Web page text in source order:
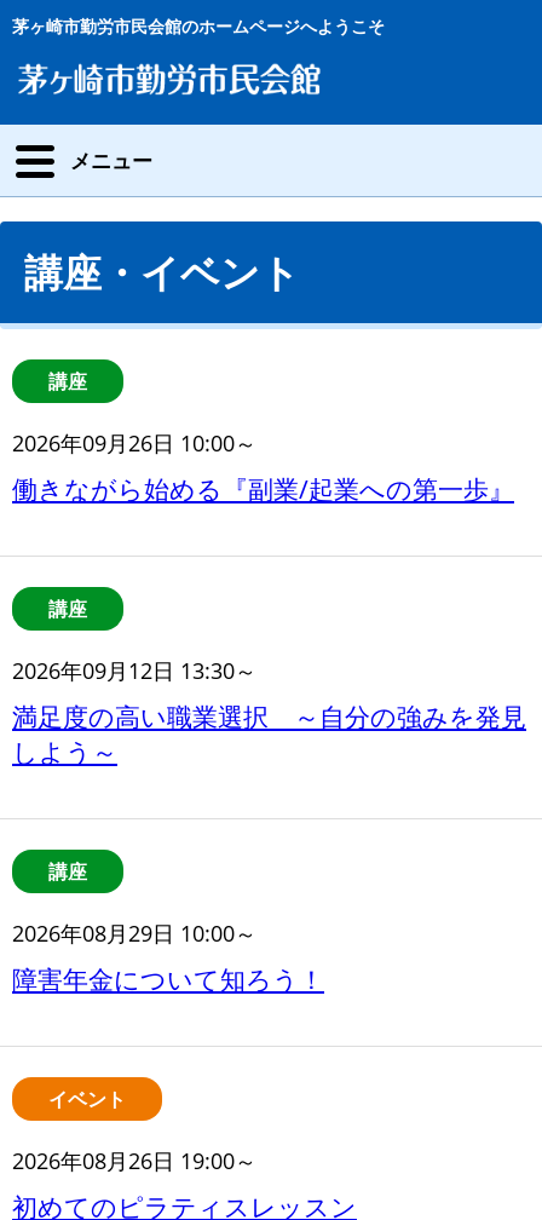
茅ヶ崎市勤労市民会館のホームページへようこそ
メニュー
講座・イベント
講座
2026年09月26日 10:00～
働きながら始める『副業/起業への第一歩』
講座
2026年09月12日 13:30～
満足度の高い職業選択 ～自分の強みを発見
しよう～
講座
2026年08月29日 10:00～
障害年金について知ろう！
イベント
2026年08月26日 19:00～
初めてのピラティスレッスン